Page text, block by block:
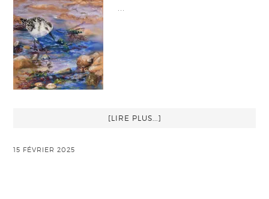
…
[LIRE PLUS...]
15 FÉVRIER 2025